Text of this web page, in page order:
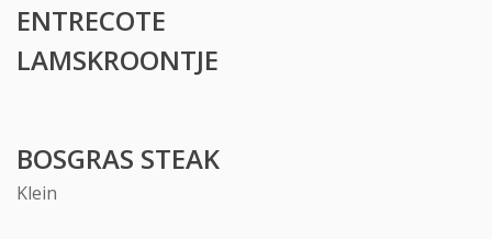
ENTRECOTE
LAMSKROONTJE
BOSGRAS STEAK
Klein